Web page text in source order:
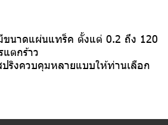
ขนาดแผ่นแทร็ค ตั้งแต่ 0.2 ถึง 120
ตกร้าว
ริงควบคุมหลายแบบให้ท่านเลือก